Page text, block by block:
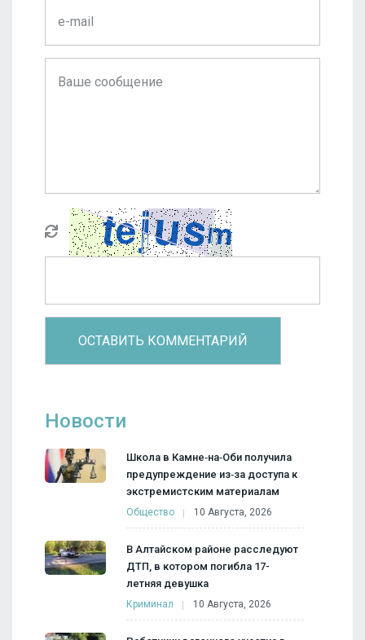
Новости
Школа в Камне‑на‑Оби получила
предупреждение из‑за доступа к
экстремистским материалам
Общество 10 Августа, 2026
В Алтайском районе расследуют
ДТП, в котором погибла 17-
летняя девушка
Криминал 10 Августа, 2026